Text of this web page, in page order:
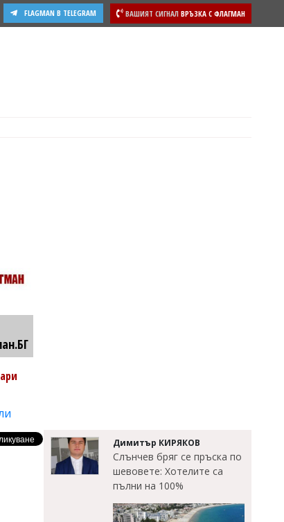
ВАШИЯТ СИГНАЛ ВРЪЗКА С ФЛАГМАН
FLAGMAN В TELEGRAM
Димитър КИРЯКОВ
Слънчев бряг се пръска по
шевовете: Хотелите са
пълни на 100%